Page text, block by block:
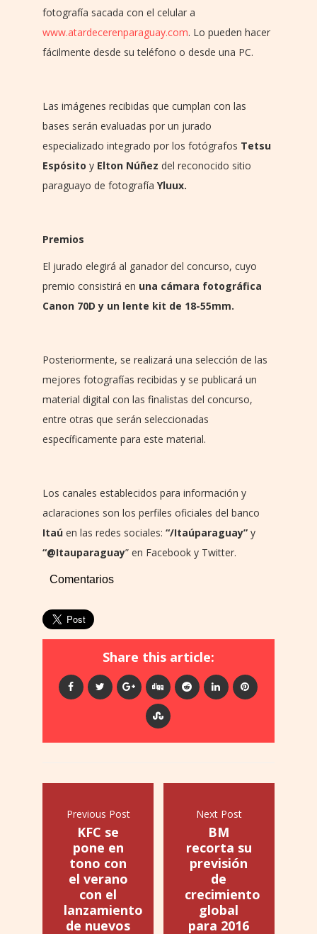
fotografía sacada con el celular a
www.atardecerenparaguay.com. Lo pueden hacer
fácilmente desde su teléfono o desde una PC.
Las imágenes recibidas que cumplan con las
bases serán evaluadas por un jurado
especializado integrado por los fotógrafos Tetsu
Espósito y Elton Núñez del reconocido sitio
paraguayo de fotografía Yluux.
Premios
El jurado elegirá al ganador del concurso, cuyo
premio consistirá en una cámara fotográfica
Canon 70D y un lente kit de 18-55mm.
Posteriormente, se realizará una selección de las
mejores fotografías recibidas y se publicará un
material digital con las finalistas del concurso,
entre otras que serán seleccionadas
específicamente para este material.
Los canales establecidos para información y
aclaraciones son los perfiles oficiales del banco
Itaú en las redes sociales: “/Itaúparaguay” y
“@Itauparaguay” en Facebook y Twitter.
Comentarios
Share this article:
Previous Post
KFC se
pone en
tono con
el verano
con el
lanzamiento
de nuevos
Next Post
BM
recorta su
previsión
de
crecimiento
global
para 2016